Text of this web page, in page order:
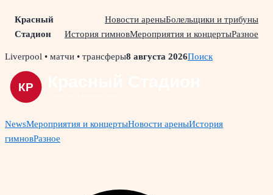
Красный
Стадион
Новости ареныБолельщики и трибуны
История гимновМероприятия и концертыРазное
Skip
content
Liverpool • матчи • трансферы8 августа 2026Поиск
NewsМероприятия и концертыНовости ареныИстория
гимновРазное